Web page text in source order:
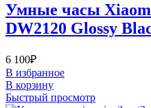
Умные часы
DW2120 Glossy
6 100₽
В избранное
В корзину
Быстрый просмотр